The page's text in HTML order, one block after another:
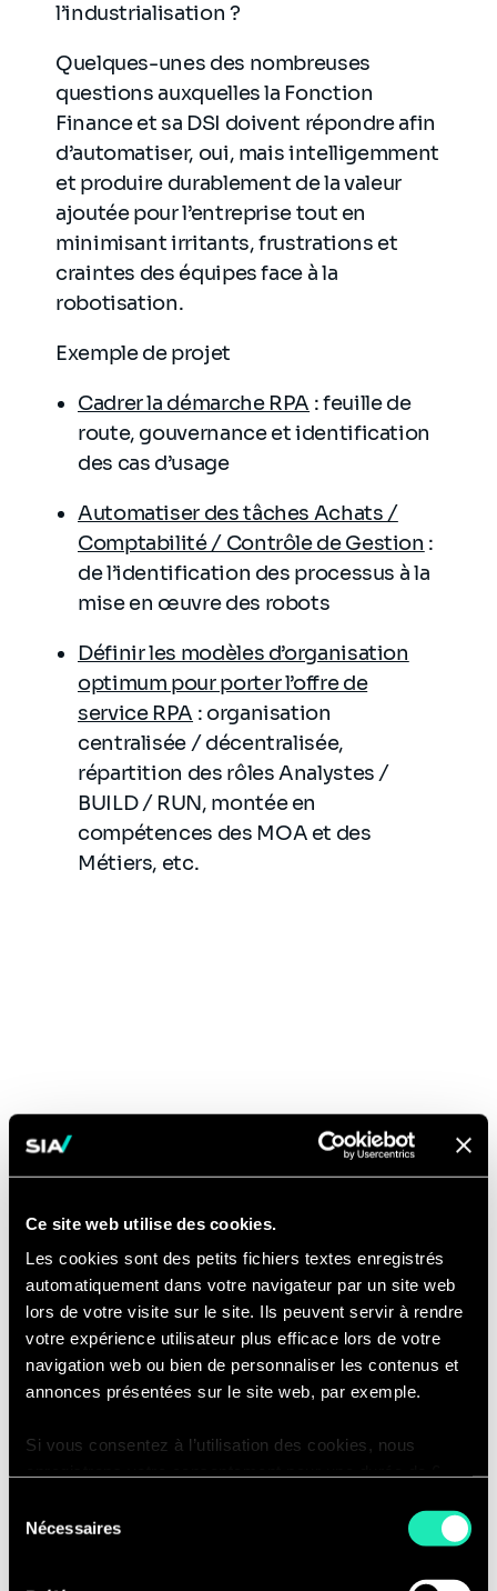
Ce site web utilise des cookies.
Les cookies sont des petits fichiers textes enregistrés
automatiquement dans votre navigateur par un site web
lors de votre visite sur le site. Ils peuvent servir à rendre
votre expérience utilisateur plus efficace lors de votre
navigation web ou bien de personnaliser les contenus et
annonces présentées sur le site web, par exemple.
Si vous consentez à l’utilisation des cookies, nous
consentir à cette utilisation à nouveau. Si vous ne
Nécessaires
l’industrialisation ?
Quelques-unes des nombreuses
questions auxquelles la Fonction
Finance et sa DSI doivent répondre afin
d’automatiser, oui, mais intelligemment
et produire durablement de la valeur
ajoutée pour l’entreprise tout en
minimisant irritants, frustrations et
craintes des équipes face à la
robotisation.
Exemple de projet
Cadrer la démarche RPA : feuille de
route, gouvernance et identification
des cas d’usage
Automatiser des tâches Achats /
Comptabilité / Contrôle de Gestion :
de l’identification des processus à la
mise en œuvre des robots
Définir les modèles d’organisation
optimum pour porter l’offre de
service RPA : organisation
centralisée / décentralisée,
répartition des rôles Analystes /
BUILD / RUN, montée en
compétences des MOA et des
Métiers, etc.
02VOS ENJEUX
Piloter par la donnée
Avec la numérisation croissante de nos